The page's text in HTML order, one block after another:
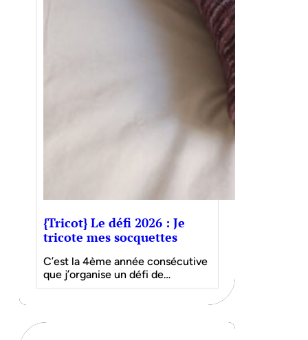
{Tricot} Le défi 2026 : Je
tricote mes socquettes
C’est la 4ème année consécutive
que j’organise un défi de…